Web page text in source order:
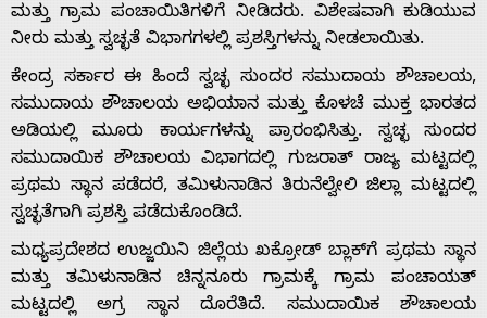
Home
ಮತ್ತು ಗ್ರಾಮ ಪಂಚಾಯಿತಿಗಳಿಗೆ ನೀಡಿದರು. ವಿಶೇಷವಾಗಿ ಕುಡಿಯುವ
ನೀರು ಮತ್ತು ಸ್ವಚ್ಛತೆ ವಿಭಾಗಗಳಲ್ಲಿ ಪ್ರಶಸ್ತಿಗಳನ್ನು ನೀಡಲಾಯಿತು.
ಕೇಂದ್ರ ಸರ್ಕಾರ ಈ ಹಿಂದೆ ಸ್ವಚ್ಛ ಸುಂದರ ಸಮುದಾಯ ಶೌಚಾಲಯ,
ಸಮುದಾಯ ಶೌಚಾಲಯ ಅಭಿಯಾನ ಮತ್ತು ಕೊಳಚೆ ಮುಕ್ತ ಭಾರತದ
ಅಡಿಯಲ್ಲಿ ಮೂರು ಕಾರ್ಯಗಳನ್ನು ಪ್ರಾರಂಭಿಸಿತ್ತು. ಸ್ವಚ್ಛ ಸುಂದರ
ಸಮುದಾಯಿಕ ಶೌಚಾಲಯ ವಿಭಾಗದಲ್ಲಿ ಗುಜರಾತ್ ರಾಜ್ಯ ಮಟ್ಟದಲ್ಲಿ
ಪ್ರಥಮ ಸ್ಥಾನ ಪಡೆದರೆ, ತಮಿಳುನಾಡಿನ ತಿರುನೆಲ್ವೇಲಿ ಜಿಲ್ಲಾ ಮಟ್ಟದಲ್ಲಿ
ಸ್ವಚ್ಛತೆಗಾಗಿ ಪ್ರಶಸ್ತಿ ಪಡೆದುಕೊಂಡಿದೆ.
ಮಧ್ಯಪ್ರದೇಶದ ಉಜ್ಜಯಿನಿ ಜಿಲ್ಲೆಯ ಖಕ್ರೋಡ್ ಬ್ಲಾಕ್‌ಗೆ ಪ್ರಥಮ ಸ್ಥಾನ
ಮತ್ತು ತಮಿಳುನಾಡಿನ ಚಿನ್ನನೂರು ಗ್ರಾಮಕ್ಕೆ ಗ್ರಾಮ ಪಂಚಾಯತ್
ಮಟ್ಟದಲ್ಲಿ ಅಗ್ರ ಸ್ಥಾನ ದೊರೆತಿದೆ. ಸಮುದಾಯಿಕ ಶೌಚಾಲಯ